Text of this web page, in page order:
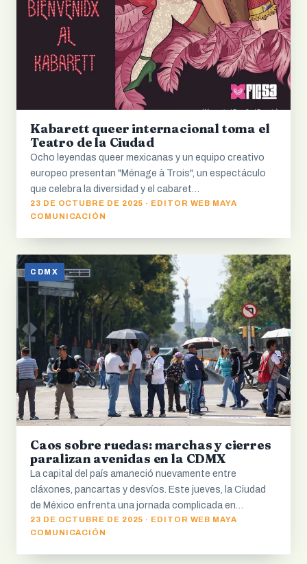
Kabarett queer internacional toma el
Teatro de la Ciudad
Ocho leyendas queer mexicanas y un equipo creativo
europeo presentan "Ménage à Trois", un espectáculo
que celebra la diversidad y el cabaret…
23 DE OCTUBRE DE 2025 · EDITOR WEB MAYA
COMUNICACIÓN
CDMX
Caos sobre ruedas: marchas y cierres
paralizan avenidas en la CDMX
La capital del país amaneció nuevamente entre
cláxones, pancartas y desvíos. Este jueves, la Ciudad
de México enfrenta una jornada complicada en…
23 DE OCTUBRE DE 2025 · EDITOR WEB MAYA
COMUNICACIÓN